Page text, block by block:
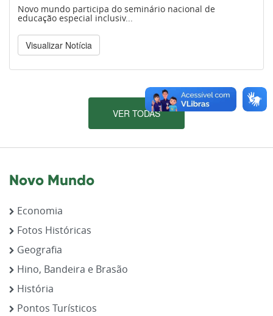
Novo mundo participa do seminário nacional de
educação especial inclusiv...
Visualizar Notícia
VER TODAS
Novo Mundo
Economia
Fotos Históricas
Geografia
Hino, Bandeira e Brasão
História
Pontos Turísticos